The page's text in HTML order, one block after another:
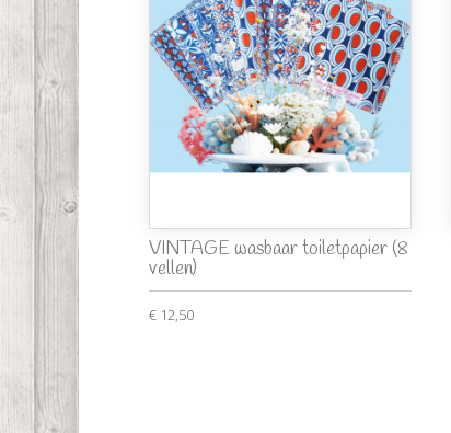
VINTAGE wasbaar toiletpapier (8
vellen)
€ 12,50